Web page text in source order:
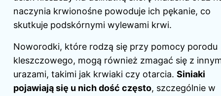
naczynia krwionośne powoduje ich pękanie, co
skutkuje podskórnymi wylewami krwi.
Noworodki, które rodzą się przy pomocy porodu
kleszczowego, mogą również zmagać się z
urazami, takimi jak krwiaki czy otarcia. Siniaki
pojawiają się u nich dość często, szczególnie w